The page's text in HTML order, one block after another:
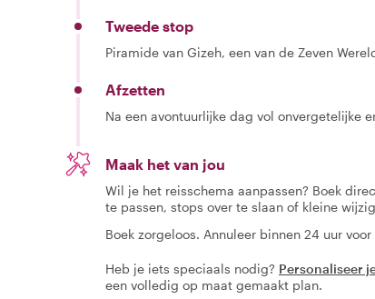
Tweede stop
Piramide van Gizeh, een van de Zeven
Afzetten
Na een avontuurlijke dag vol onvergetelijke
Maak het van jou
Wil je het reisschema aanpassen? Boek
te passen, stops over te slaan of kleine
Boek zorgeloos. Annuleer binnen 24 uur
Heb je iets speciaals nodig? Personaliseer
een volledig op maat gemaakt plan.